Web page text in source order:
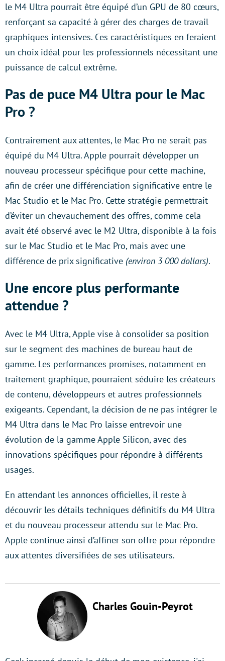
le M4 Ultra pourrait être équipé d’un GPU de 80 cœurs,
renforçant sa capacité à gérer des charges de travail
graphiques intensives. Ces caractéristiques en feraient
un choix idéal pour les professionnels nécessitant une
puissance de calcul extrême.
Pas de puce M4 Ultra pour le Mac
Pro ?
Contrairement aux attentes, le Mac Pro ne serait pas
équipé du M4 Ultra. Apple pourrait développer un
nouveau processeur spécifique pour cette machine,
afin de créer une différenciation significative entre le
Mac Studio et le Mac Pro. Cette stratégie permettrait
d’éviter un chevauchement des offres, comme cela
avait été observé avec le M2 Ultra, disponible à la fois
sur le Mac Studio et le Mac Pro, mais avec une
différence de prix significative (environ 3 000 dollars).
Une encore plus performante
attendue ?
Avec le M4 Ultra, Apple vise à consolider sa position
sur le segment des machines de bureau haut de
gamme. Les performances promises, notamment en
traitement graphique, pourraient séduire les créateurs
de contenu, développeurs et autres professionnels
exigeants. Cependant, la décision de ne pas intégrer le
M4 Ultra dans le Mac Pro laisse entrevoir une
évolution de la gamme Apple Silicon, avec des
innovations spécifiques pour répondre à différents
usages.
En attendant les annonces officielles, il reste à
découvrir les détails techniques définitifs du M4 Ultra
et du nouveau processeur attendu sur le Mac Pro.
Apple continue ainsi d’affiner son offre pour répondre
aux attentes diversifiées de ses utilisateurs.
Charles Gouin-Peyrot